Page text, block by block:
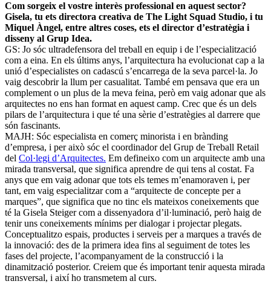
Com sorgeix el vostre interès professional en aquest sector?
Gisela, tu ets directora creativa de The Light Squad Studio, i tu
Miquel Àngel, entre altres coses, ets el director d’estratègia i
disseny al Grup Idea.
GS: Jo sóc ultradefensora del treball en equip i de l’especialització
com a eina. En els últims anys, l’arquitectura ha evolucionat cap a la
unió d’especialistes on cadascú s’encarrega de la seva parcel·la. Jo
vaig descobrir la llum per casualitat. També em pensava que era un
complement o un plus de la meva feina, però em vaig adonar que als
arquitectes no ens han format en aquest camp. Crec que és un dels
pilars de l’arquitectura i que té una sèrie d’estratègies al darrere que
són fascinants.
MAJH: Sóc especialista en comerç minorista i en brànding
d’empresa, i per això sóc el coordinador del Grup de Treball Retail
del Col·legi d’Arquitectes. Em defineixo com un arquitecte amb una
mirada transversal, que significa aprendre de qui tens al costat. Fa
anys que em vaig adonar que tots els temes m’enamoraven i, per
tant, em vaig especialitzar com a “arquitecte de concepte per a
marques”, que significa que no tinc els mateixos coneixements que
té la Gisela Steiger com a dissenyadora d’il·luminació, però haig de
tenir uns coneixements mínims per dialogar i projectar plegats.
Conceptualitzo espais, productes i serveis per a marques a través de
la innovació: des de la primera idea fins al seguiment de totes les
fases del projecte, l’acompanyament de la construcció i la
dinamització posterior. Creiem que és important tenir aquesta mirada
transversal, i així ho transmetem al curs.